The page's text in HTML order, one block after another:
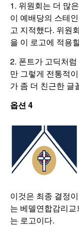
1. 위원회는 더 많
이 예배당의 스테
고 지적했다. 위원
을 이 로고에 적용
2. 폰트가 고딕처
만 그렇게 전통적
가 좀 더 친근한 글
옵션 4
이것은 최종 결정
는 베델연합감리
는 로고이다.